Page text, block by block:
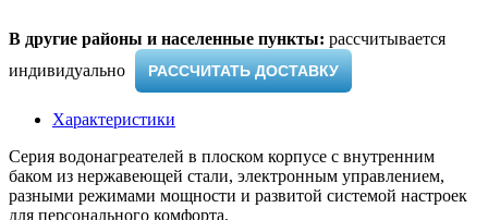
В другие районы и населенные пункты: рассчитывается
индивидуально ​
РАССЧИТАТЬ ДОСТАВКУ
Характеристики
Серия водонагреателей в плоском корпусе с внутренним
баком из нержавеющей стали, электронным управлением,
разными режимами мощности и развитой системой настроек
для персонального комфорта.